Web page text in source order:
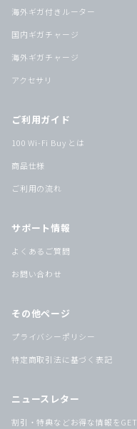
海外ギガ付きルーター
国内ギガチャージ
海外ギガチャージ
アクセサリ
ご利用ガイド
100 Wi-Fi Buy とは
商品仕様
ご利用の流れ
サポート情報
よくあるご質問
お問い合わせ
その他ページ
プライバシーポリシー
特定商取引法に基づく表記
ニュースレター
割引・特典などお得な情報をGET